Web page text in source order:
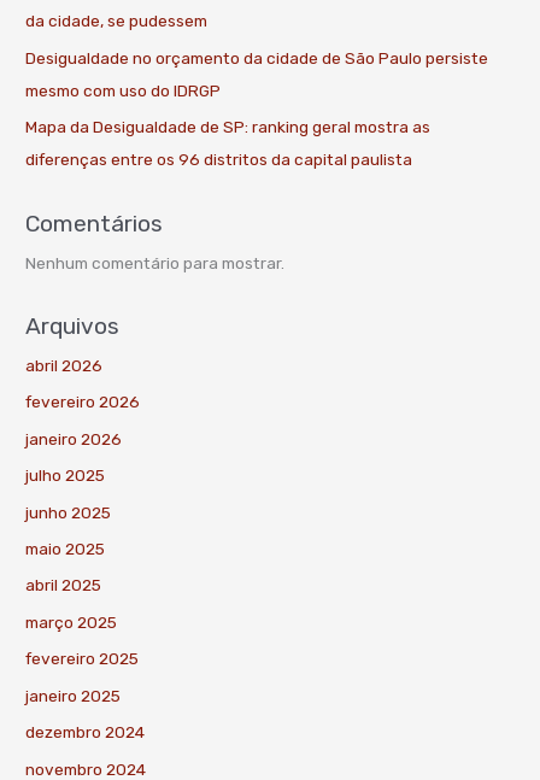
da cidade, se pudessem
Desigualdade no orçamento da cidade de São Paulo persiste
mesmo com uso do IDRGP
Mapa da Desigualdade de SP: ranking geral mostra as
diferenças entre os 96 distritos da capital paulista
Comentários
Nenhum comentário para mostrar.
Arquivos
abril 2026
fevereiro 2026
janeiro 2026
julho 2025
junho 2025
maio 2025
abril 2025
março 2025
fevereiro 2025
janeiro 2025
dezembro 2024
novembro 2024